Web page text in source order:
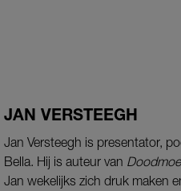
JAN VERSTEEGH
Jan Versteegh is presentator,
Bella. Hij is auteur van
Jan wekelijks zich druk maken